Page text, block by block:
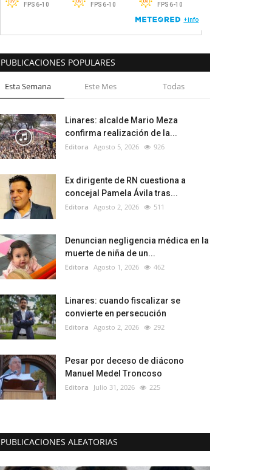
PUBLICACIONES POPULARES
Esta Semana Este Mes Todas
Linares: alcalde Mario Meza
confirma realización de la...
Editora Agosto 5, 2026 926
Ex dirigente de RN cuestiona a
concejal Pamela Ávila tras...
Editora Agosto 2, 2026 511
Denuncian negligencia médica en la
muerte de niña de un...
Editora Agosto 1, 2026 462
Linares: cuando fiscalizar se
convierte en persecución
Editora Agosto 2, 2026 292
Pesar por deceso de diácono
Manuel Medel Troncoso
Editora Julio 31, 2026 225
PUBLICACIONES ALEATORIAS